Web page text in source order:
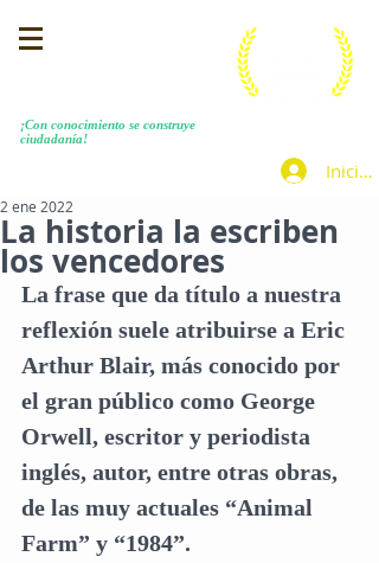
​¡Con conocimiento se construye
ciudadanía!
Iniciar
La historia la escriben
los vencedores
2 ene 2022
La frase que da título a nuestra
reflexión suele atribuirse a Eric
Arthur Blair, más conocido por
el gran público como George
Orwell, escritor y periodista
inglés, autor, entre otras obras,
de las muy actuales “Animal
Farm” y “1984”.